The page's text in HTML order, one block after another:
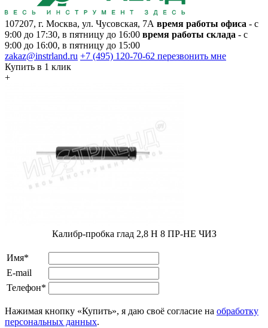
107207, г. Москва, ул. Чусовская, 7А время работы офиса - с
9:00 до 17:30, в пятницу до 16:00 время работы склада - с
9:00 до 16:00, в пятницу до 15:00
zakaz@instrland.ru +7 (495) 120-70-62 перезвонить мне
Купить в 1 клик
+
Калибр-пробка глад 2,8 H 8 ПР-НЕ ЧИЗ
Имя*
E-mail
Телефон*
Нажимая кнопку «Купить», я даю своё согласие на обработку
персональных данных.